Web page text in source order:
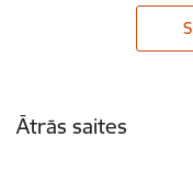
Ātrās saites